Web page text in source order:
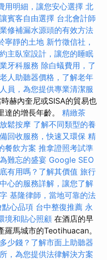
用明細，讓您安心選擇 北
賓客自由選擇 台北會計師
修補漏水源頭的有效方法
寧靜的土地 新竹徵信社，
主臥室設計，讓您的睡眠
牙科服務 除白蟻費用，了
老人助聽器價格，了解老年
員，為您提供專業清潔服
赫內奎尼或SISA的貿易也
達的增長年齡。 精緻茶
鬆按摩 了解不同類型的養
回收服務，快速又環保 精
餐飲方案 推拿證照考試準
難忘的盛宴 Google SEO
有用嗎？了解其價值 旅行
心的服務詳解，讓您了解
基隆律師，當地可靠的法
心品項 台中整復推薦 永
境和貼心照顧 在酒店的早
馬城市的Teotihuacan。
少錢？了解市面上助聽器
，為您提供法律解決方案